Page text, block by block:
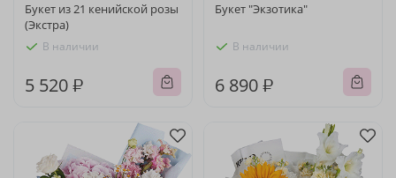
Букет из 21 кенийской розы
(Экстра)
В наличии
5 520 ₽
Букет "Экзотика"
В наличии
6 890 ₽